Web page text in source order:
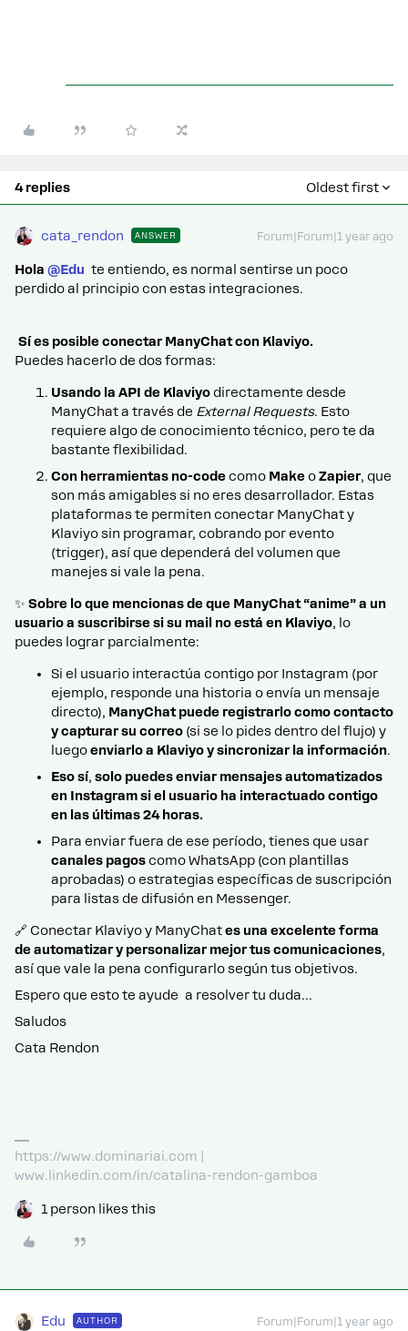
4 replies Oldest first
cata_rendon ANSWER Forum|Forum|1 year ago
Hola ​ @Edu te entiendo, es normal sentirse un poco
perdido al principio con estas integraciones.
Sí es posible conectar ManyChat con Klaviyo.
Puedes hacerlo de dos formas:
Usando la API de Klaviyo directamente desde
ManyChat a través de External Requests. Esto
requiere algo de conocimiento técnico, pero te da
bastante flexibilidad.
Con herramientas no-code como Make oZapier, que
son más amigables si no eres desarrollador. Estas
plataformas te permiten conectar ManyChat y
Klaviyo sin programar, cobrando por evento
(trigger), así que dependerá del volumen que
manejes si vale la pena.
✨ Sobre lo que mencionas de que ManyChat “anime” a un
usuario a suscribirse si su mail no está en Klaviyo, lo
puedes lograr parcialmente:
Si el usuario interactúa contigo por Instagram (por
ejemplo, responde una historia o envía un mensaje
directo), ManyChat puede registrarlo como contacto
y capturar su correo (si se lo pides dentro del flujo) y
luegoenviarlo a Klaviyo y sincronizar la información.
Eso sí, solo puedes enviar mensajes automatizados
en Instagram si el usuario ha interactuado contigo
en las últimas 24 horas.
Para enviar fuera de ese período, tienes que usar
canales pagos como WhatsApp (con plantillas
aprobadas) o estrategias específicas de suscripción
para listas de difusión en Messenger.
🔗 Conectar Klaviyo y ManyChates una excelente forma
de automatizar y personalizar mejor tus comunicaciones,
así que vale la pena configurarlo según tus objetivos.
Espero que esto te ayude a resolver tu duda...
Saludos
Cata Rendon
https://www.dominariai.com |
www.linkedin.com/in/catalina-rendon-gamboa
1 person likes this
Edu AUTHOR Forum|Forum|1 year ago